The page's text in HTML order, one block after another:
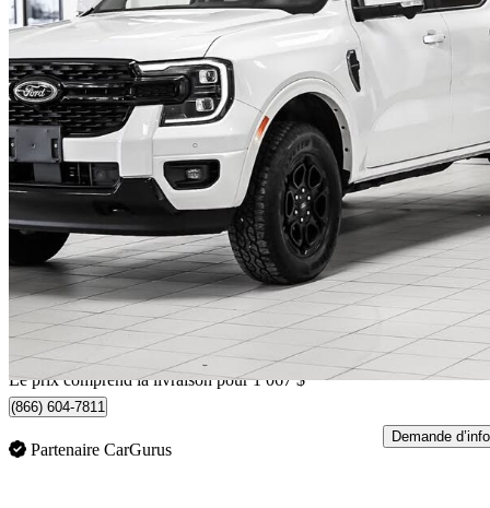
2025 Ford Ranger
Lariat SuperCrew 4WD13 811 km
52 557 $ Bonne
922 $/mois env.
Livraison à domicile de Brossard, QC
Le prix comprend la livraison pour 1 067 $
(866) 604-7811
Partenaire CarGurus
Demande d’info